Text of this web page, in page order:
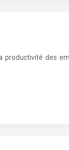
des